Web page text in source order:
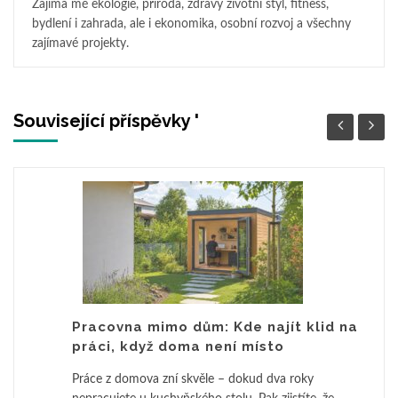
Zajímá mě ekologie, příroda, zdravý životní styl, fitness,
bydlení i zahrada, ale i ekonomika, osobní rozvoj a všechny
zajímavé projekty.
Související příspěvky '
Pracovna mimo dům: Kde najít klid na
práci, když doma není místo
Práce z domova zní skvěle – dokud dva roky